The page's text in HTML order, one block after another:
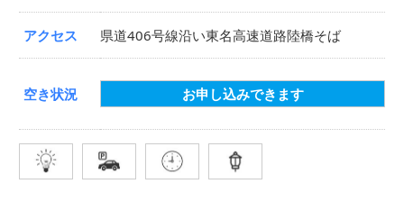
アクセス 県道406号線沿い東名高速道路陸橋そば
空き状況 お申し込みできます